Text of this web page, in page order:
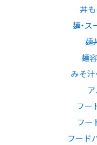
丼も
麺・ス
麺
麺
みそ汁
ア
フー
フー
フード